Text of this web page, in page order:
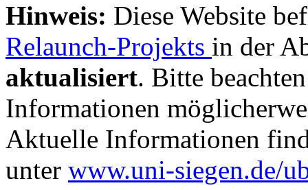
Hinweis: Diese Website
Relaunch-Projekts in der
aktualisiert. Bitte
Informationen
Aktuelle Informationen
unter www.uni-siegen.de/